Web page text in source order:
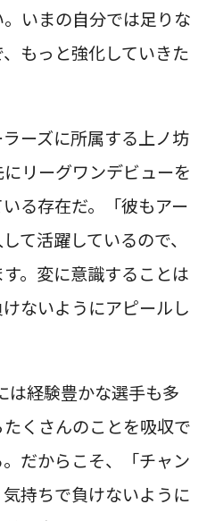
いまの自分では足りな
もっと強化していきた
ーズに所属する上ノ坊
リーグワンデビューを
る存在だ。「彼もアー
て活躍しているので、
。変に意識することは
ないようにアピールし
は経験豊かな選手も多
くさんのことを吸収で
だからこそ、「チャン
持ちで負けないように